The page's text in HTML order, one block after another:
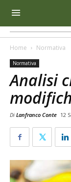
Home Normativa
Normativa
Analisi
Di Lanfranco Conte 12